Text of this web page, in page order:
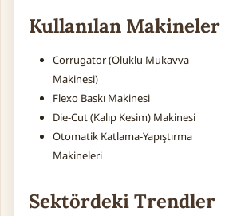
Kullanılan Makineler
Corrugator (Oluklu Mukavva
Makinesi)
Flexo Baskı Makinesi
Die-Cut (Kalıp Kesim) Makinesi
Otomatik Katlama-Yapıştırma
Makineleri
Sektördeki Trendler